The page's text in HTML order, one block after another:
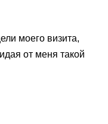
моего визита,
от меня такой